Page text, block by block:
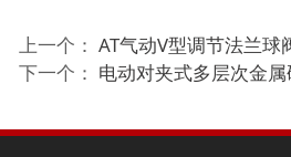
上一个： AT气动V型调节法兰球
下一个： 电动对夹式多层次金